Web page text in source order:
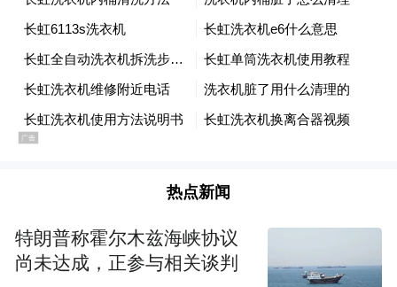
因：内容违反法律法规。”
热点新闻
特朗普称霍尔木兹海峡协议
尚未达成，正参与相关谈判